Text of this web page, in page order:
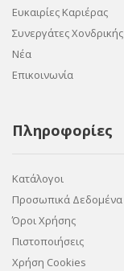
Ευκαιρίες Καριέρας
Συνεργάτες Χονδρικής
Νέα
Επικοινωνία
Πληροφορίες
Κατάλογοι
Προσωπικά Δεδομένα
Όροι Χρήσης
Πιστοποιήσεις
Χρήση Cookies